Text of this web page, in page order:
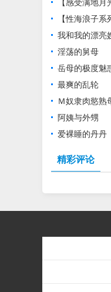
【感受满地
【性海浪子
我和我的漂亮
淫荡的舅母
岳母的极度魅
最爽的乱轮
Ｍ奴隶肉慾熟
阿姨与外甥
爱裸睡的丹丹
精彩评论